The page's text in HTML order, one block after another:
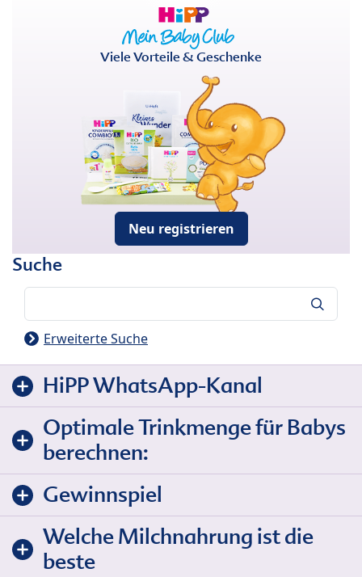
Viele Vorteile & Geschenke
Neu registrieren
Suche
Erweiterte Suche
HiPP WhatsApp-Kanal
Optimale Trinkmenge für Babys
berechnen:
Gewinnspiel
Welche Milchnahrung ist die
beste